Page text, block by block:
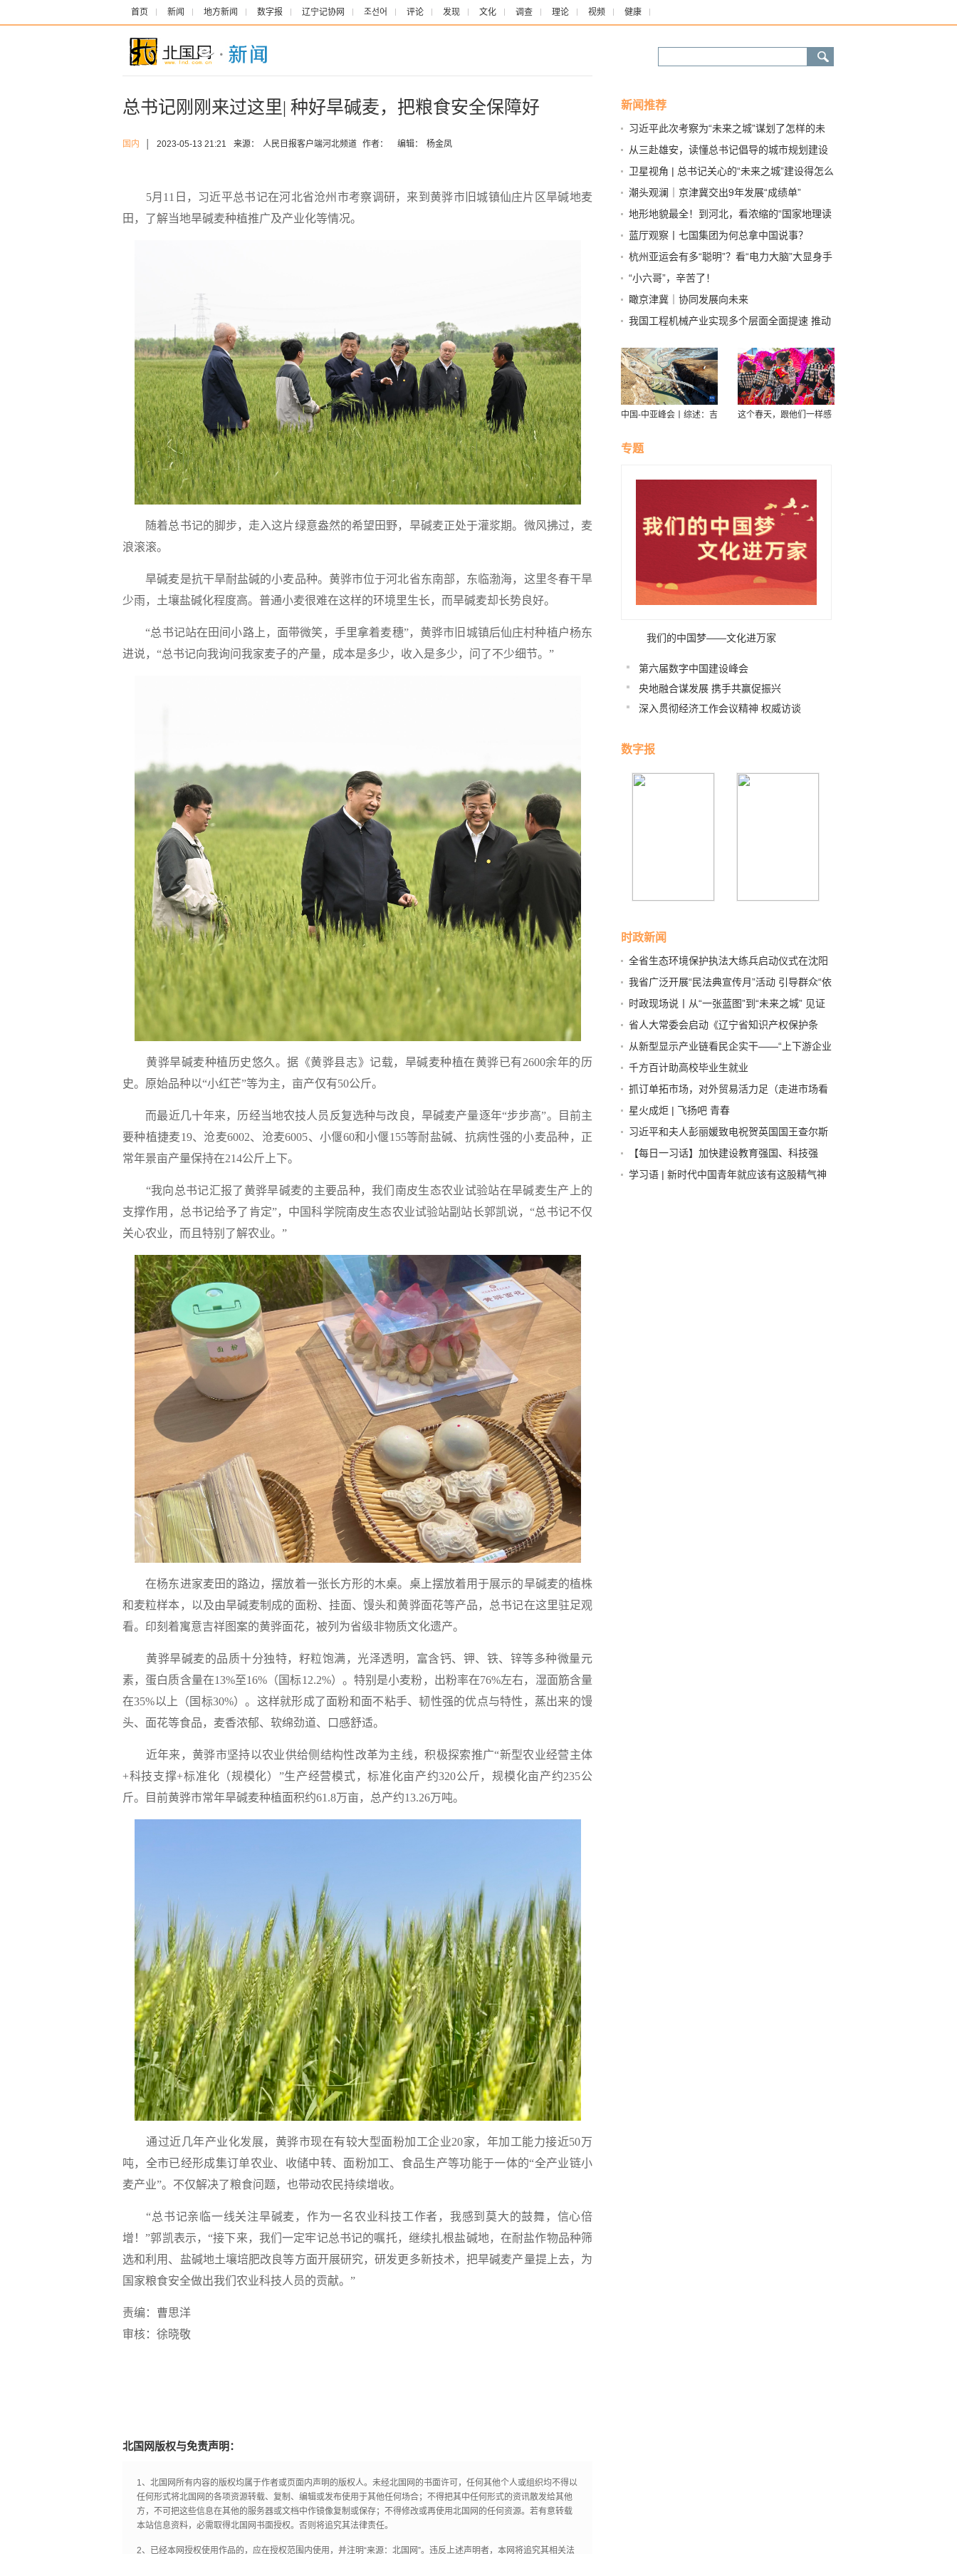
首页 新闻 地方新闻 数字报 辽宁记协网 조선어 评论 发现 文化 调查 理论 视频 健康
总书记刚刚来过这里| 种好旱碱麦，把粮食安全保障好
国内 2023-05-13 21:21 来源： 人民日报客户端河北频道 作者： 编辑： 杨金凤
5月11日，习近平总书记在河北省沧州市考察调研，来到黄骅市旧城镇仙庄片区旱碱地麦
田，了解当地旱碱麦种植推广及产业化等情况。
随着总书记的脚步，走入这片绿意盎然的希望田野，旱碱麦正处于灌浆期。微风拂过，麦
浪滚滚。
旱碱麦是抗干旱耐盐碱的小麦品种。黄骅市位于河北省东南部，东临渤海，这里冬春干旱
少雨，土壤盐碱化程度高。普通小麦很难在这样的环境里生长，而旱碱麦却长势良好。
“总书记站在田间小路上，面带微笑，手里拿着麦穗”，黄骅市旧城镇后仙庄村种植户杨东
进说，“总书记向我询问我家麦子的产量，成本是多少，收入是多少，问了不少细节。”
黄骅旱碱麦种植历史悠久。据《黄骅县志》记载，旱碱麦种植在黄骅已有2600余年的历
史。原始品种以“小红芒”等为主，亩产仅有50公斤。
而最近几十年来，历经当地农技人员反复选种与改良，旱碱麦产量逐年“步步高”。目前主
要种植捷麦19、沧麦6002、沧麦6005、小偃60和小偃155等耐盐碱、抗病性强的小麦品种，正
常年景亩产量保持在214公斤上下。
“我向总书记汇报了黄骅旱碱麦的主要品种，我们南皮生态农业试验站在旱碱麦生产上的
支撑作用，总书记给予了肯定”，中国科学院南皮生态农业试验站副站长郭凯说，“总书记不仅
关心农业，而且特别了解农业。”
在杨东进家麦田的路边，摆放着一张长方形的木桌。桌上摆放着用于展示的旱碱麦的植株
和麦粒样本，以及由旱碱麦制成的面粉、挂面、馒头和黄骅面花等产品，总书记在这里驻足观
看。印刻着寓意吉祥图案的黄骅面花，被列为省级非物质文化遗产。
黄骅旱碱麦的品质十分独特，籽粒饱满，光泽透明，富含钙、钾、铁、锌等多种微量元
素，蛋白质含量在13%至16%（国标12.2%）。特别是小麦粉，出粉率在76%左右，湿面筋含量
在35%以上（国标30%）。这样就形成了面粉和面不粘手、韧性强的优点与特性，蒸出来的馒
头、面花等食品，麦香浓郁、软绵劲道、口感舒适。
近年来，黄骅市坚持以农业供给侧结构性改革为主线，积极探索推广“新型农业经营主体
+科技支撑+标准化（规模化）”生产经营模式，标准化亩产约320公斤，规模化亩产约235公
斤。目前黄骅市常年旱碱麦种植面积约61.8万亩，总产约13.26万吨。
通过近几年产业化发展，黄骅市现在有较大型面粉加工企业20家，年加工能力接近50万
吨，全市已经形成集订单农业、收储中转、面粉加工、食品生产等功能于一体的“全产业链小
麦产业”。不仅解决了粮食问题，也带动农民持续增收。
“总书记亲临一线关注旱碱麦，作为一名农业科技工作者，我感到莫大的鼓舞，信心倍
增！”郭凯表示，“接下来，我们一定牢记总书记的嘱托，继续扎根盐碱地，在耐盐作物品种筛
选和利用、盐碱地土壤培肥改良等方面开展研究，研发更多新技术，把旱碱麦产量提上去，为
国家粮食安全做出我们农业科技人员的贡献。”
责编：曹思洋
审核：徐晓敬
北国网版权与免责声明：
1、北国网所有内容的版权均属于作者或页面内声明的版权人。未经北国网的书面许可，任何其他个人或组织均不得以
任何形式将北国网的各项资源转载、复制、编辑或发布使用于其他任何场合；不得把其中任何形式的资讯散发给其他
方，不可把这些信息在其他的服务器或文档中作镜像复制或保存；不得修改或再使用北国网的任何资源。若有意转载
本站信息资料，必需取得北国网书面授权。否则将追究其法律责任。
2、已经本网授权使用作品的，应在授权范围内使用，并注明“来源：北国网”。违反上述声明者，本网将追究其相关法
新闻推荐
习近平此次考察为“未来之城”谋划了怎样的未
来？
从三赴雄安，读懂总书记倡导的城市规划建设
理念
卫星视角 | 总书记关心的“未来之城”建设得怎么
样了？
潮头观澜｜京津冀交出9年发展“成绩单”
地形地貌最全！到河北，看浓缩的“国家地理读
本”
蓝厅观察丨七国集团为何总拿中国说事？
杭州亚运会有多“聪明”？看“电力大脑”大显身手
“小六哥”，辛苦了！
瞰京津冀｜协同发展向未来
我国工程机械产业实现多个层面全面提速 推动
中国-中亚峰会丨综述：吉
力中亚国家与中国的经贸
合作
这个春天，跟他们一样感
专题
我们的中国梦——文化进万家
第六届数字中国建设峰会
央地融合谋发展 携手共赢促振兴
深入贯彻经济工作会议精神 权威访谈
数字报
时政新闻
全省生态环境保护执法大练兵启动仪式在沈阳
举行
我省广泛开展“民法典宣传月”活动 引导群众“依
法”“找法”“用法”“靠法”
时政现场说丨从“一张蓝图”到“未来之城” 见证
雄安拔节生长
省人大常委会启动《辽宁省知识产权保护条
例》执法检查
从新型显示产业链看民企实干——“上下游企业
抱团发力，空间更大”（经济新方位·支持民营经
济发展）
千方百计助高校毕业生就业
抓订单拓市场，对外贸易活力足（走进市场看
信心）
星火成炬 | 飞扬吧 青春
习近平和夫人彭丽媛致电祝贺英国国王查尔斯
三世和王后卡米拉加冕
【每日一习话】加快建设教育强国、科技强
国、人才强国
学习语 | 新时代中国青年就应该有这股精气神